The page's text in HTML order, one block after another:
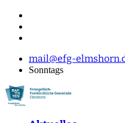
mail@efg-
Sonntags